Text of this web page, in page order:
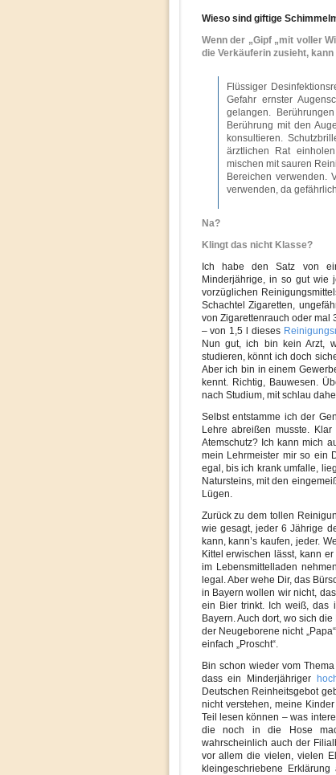
Wieso sind giftige
Wenn der „Gipf „mit voller
die Verkäuferin zusieht,
Flüssiger
Gefahr ernster
gelangen.
Berührung mit den
konsultieren.
ärztlichen Rat
mischen mit sauren
Bereichen verwenden.
verwenden, da
Na?
Klingt das nicht Klasse?
Ich habe den Satz von
Minderjährige, in so gut wie
vorzüglichen
Schachtel Zigaretten,
von Zigarettenrauch oder mal
– von 1,5 l dieses
Nun gut, ich bin kein Arzt,
studieren, könnt ich doch
Aber ich bin in einem
kennt. Richtig, Bauwesen.
nach Studium, mit schlau
Selbst entstamme ich der
Lehre abreißen musste.
Atemschutz? Ich kann mich
mein Lehrmeister mir so ein
egal, bis ich krank umfalle,
Natursteins, mit den
Lügen.
Zurück zu dem tollen
wie gesagt, jeder 6 Jährige
kann, kann’s kaufen, jeder.
Kittel erwischen lässt, kann
im Lebensmittelladen
legal. Aber wehe Dir, das
in Bayern wollen wir nicht,
ein Bier trinkt. Ich weiß, das
Bayern. Auch dort, wo sich
der Neugeborene nicht
einfach „Proscht“.
Bin schon wieder vom
dass ein Minderjähriger
Deutschen Reinheitsgebot
nicht verstehen, meine
Teil lesen können – was
die noch in die Hose
wahrscheinlich auch der
vor allem die vielen, vielen
kleingeschriebene